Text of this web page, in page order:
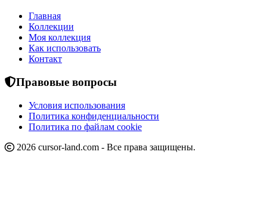
Главная
Коллекции
Моя коллекция
Как использовать
Контакт
Правовые вопросы
Условия использования
Политика конфиденциальности
Политика по файлам cookie
2026 cursor-land.com - Все права защищены.